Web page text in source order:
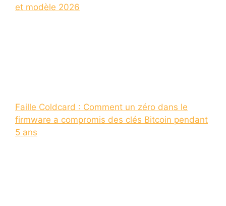
et modèle 2026
Faille Coldcard : Comment un zéro dans le
firmware a compromis des clés Bitcoin pendant
5 ans